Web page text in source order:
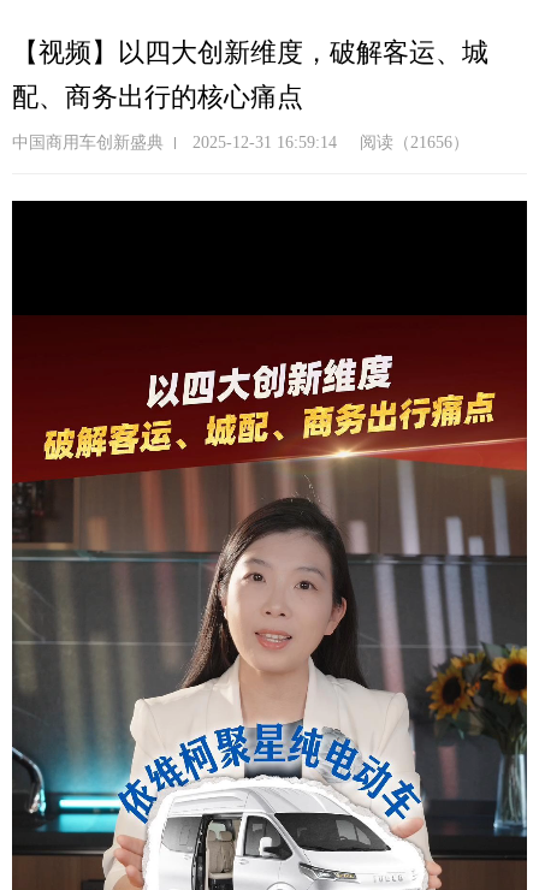
转
到
主
内
【视频】以四大创新维度，破解客运、城
配、商务出行的核心痛点
中国商用车创新盛典 2025-12-31 16:59:14 阅读（21656）